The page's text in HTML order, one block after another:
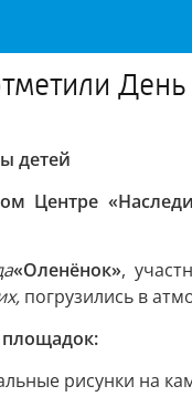
детей
Центре
«Оленёнок»,
погрузились в
рисунки на